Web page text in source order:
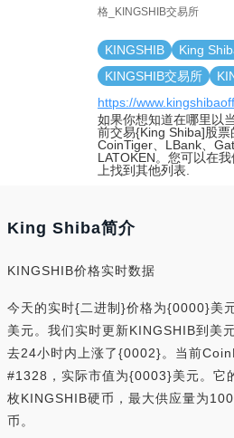
格_KINGSHIB交易所
KINGSHIB King
KINGSHIB交易所
https://
如果你想知道在哪里以
前交易{King Shiba]股
CoinTiger、LBank、
LATOKEN。您可以在
上找到其他列表.
King Shiba简介
KINGSHIB价格实时数据
今天的实时{二进制}价格为{0000}美
美元。我们实时更新KINGSHIB到美
去24小时内上涨了{0002}。当前
#1328，实际市值为{0003}美元。它
枚KINGSHIB硬币，最大供应量为
币。